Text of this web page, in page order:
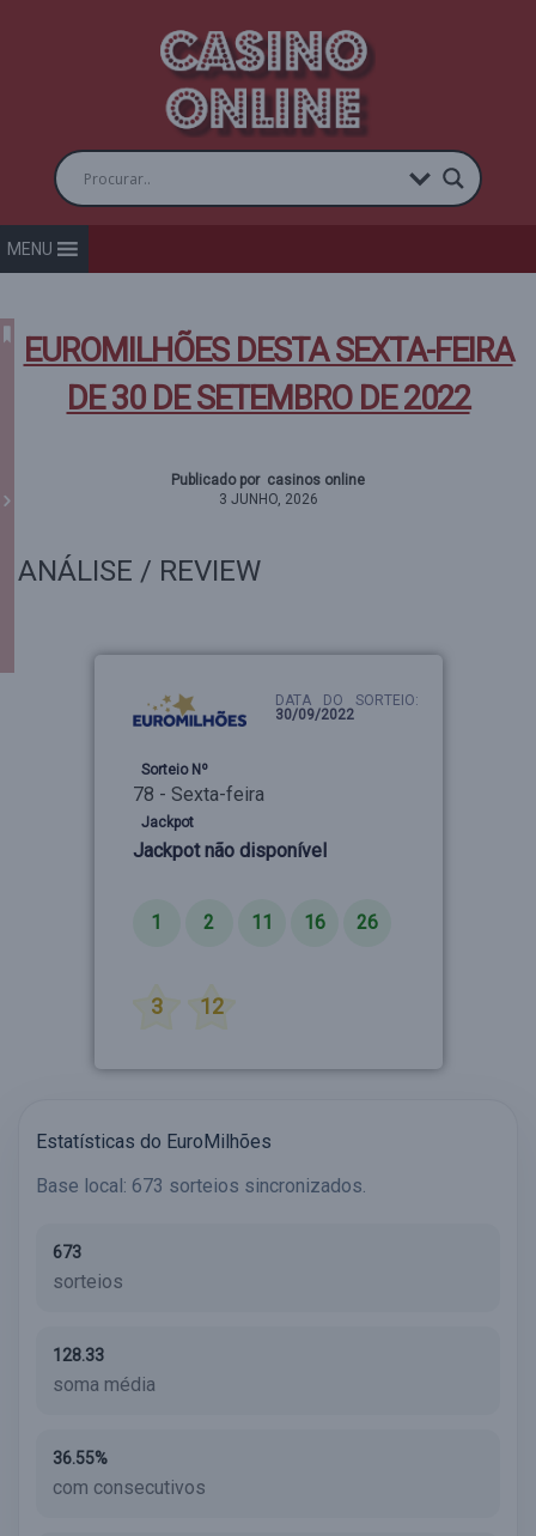
MENU
EUROMILHÕES DESTA SEXTA-FEIRA
DE 30 DE SETEMBRO DE 2022
Publicado por casinos online
3 JUNHO, 2026
ANÁLISE / REVIEW
DATA DO SORTEIO:
30/09/2022
Sorteio Nº
78 - Sexta-feira
Jackpot
Jackpot não disponível
1 2 11 16 26
3 12
Estatísticas do EuroMilhões
Base local: 673 sorteios sincronizados.
673
sorteios
128.33
soma média
36.55%
com consecutivos